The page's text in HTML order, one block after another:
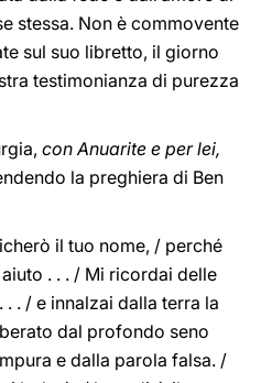
stessa. Non è commovente
sul suo libretto, il giorno
testimonianza di purezza
con Anuarite e per lei,
la preghiera di Ben
il tuo nome, / perché
. . . / Mi ricordai delle
. / e innalzai dalla terra la
dal profondo seno
e dalla parola falsa. /